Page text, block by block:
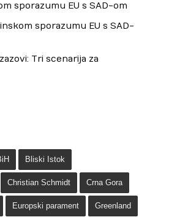
sporazumu EU s SAD-om
sporazumu EU s SAD-
Tri scenarija za
Bliski Istok
Christian Schmidt Crna Gora
Europski parament Greenland